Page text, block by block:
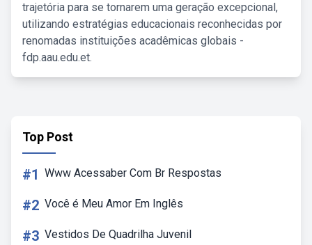
trajetória para se tornarem uma geração excepcional,
utilizando estratégias educacionais reconhecidas por
renomadas instituições acadêmicas globais -
fdp.aau.edu.et.
Top Post
#1 Www Acessaber Com Br Respostas
#2 Você é Meu Amor Em Inglês
#3 Vestidos De Quadrilha Juvenil